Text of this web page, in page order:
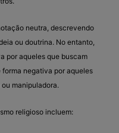
neutra, descrevendo
ou doutrina. No entanto,
por aqueles que buscam
negativa por aqueles
manipuladora.
religioso incluem: